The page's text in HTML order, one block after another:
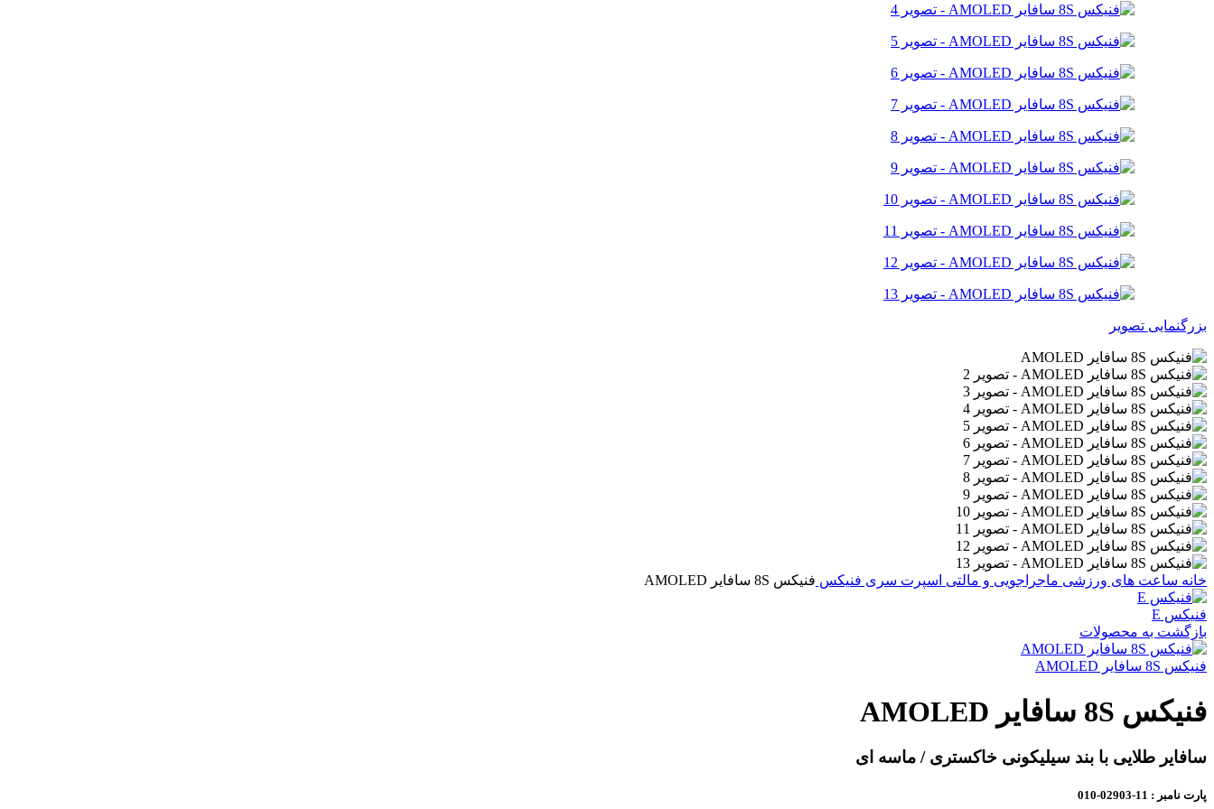
بزرگنمایی تصویر
خانه ساعت های ورزشی ماجراجویی و مالتی اسپرت سری فنیکس فنیکس 8S سافایر AMOLED
فنیکس E
بازگشت به محصولات
فنیکس 8S سافایر AMOLED
فنیکس 8S سافایر AMOLED
سافایر طلایی با بند سیلیکونی خاکستری / ماسه ای
پارت نامبر : 11-02903-010